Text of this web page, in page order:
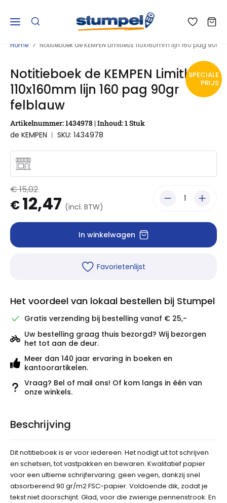
Home Notitieboek de KEMPEN Limitless 110x160mm lijn 160 pag 90gr
SPECIALE
PRIJS
Notitieboek de KEMPEN Limitless
110x160mm lijn 160 pag 90gr
felblauw
Artikelnummer: 1434978 | Inhoud: 1 Stuk
de KEMPEN SKU: 1434978
€ 15,02
€12,47 (incl. BTW)
In winkelwagen
Favorietenlijst
Het voordeel van lokaal bestellen bij Stumpel
Gratis verzending bij bestelling vanaf € 25,-
Uw bestelling graag thuis bezorgd? Wij bezorgen
het tot aan de deur.
Meer dan 140 jaar ervaring in boeken en
kantoorartikelen.
Vraag? Bel of mail ons! Of kom langs in één van
onze winkels.
Beschrijving
Dit notitieboek is er voor iedereen. Het nodigt uit tot schrijven
en schetsen, tot vastpakken en bewaren. Kwalitatief papier
voor een ultieme schrijfervaring: geen vegen, dankzij snel
absorberend 90 gr/m2 FSC-papier. Voldoende dik, zodat je
tekst niet doorschijnt. Glad, voor die zwierige pennenstrook. En